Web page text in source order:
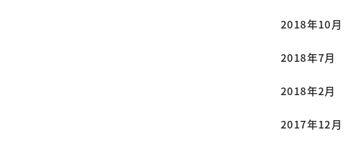
2018年10月
2018年7月
2018年2月
2017年12月